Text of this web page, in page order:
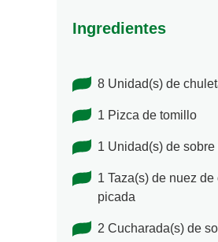
Ingredientes
8 Unidad(s) de
1 Pizca de tomillo
1 Unidad(s) de
1 Taza(s) de nuez
picada
2 Cucharada(s) de